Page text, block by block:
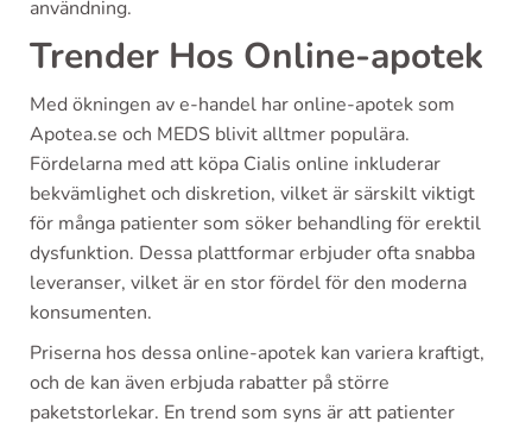
användning.
Trender Hos Online-apotek
Med ökningen av e-handel har online-apotek som
Apotea.se och MEDS blivit alltmer populära.
Fördelarna med att köpa Cialis online inkluderar
bekvämlighet och diskretion, vilket är särskilt viktigt
för många patienter som söker behandling för erektil
dysfunktion. Dessa plattformar erbjuder ofta snabba
leveranser, vilket är en stor fördel för den moderna
konsumenten.
Priserna hos dessa online-apotek kan variera kraftigt,
och de kan även erbjuda rabatter på större
paketstorlekar. En trend som syns är att patienter